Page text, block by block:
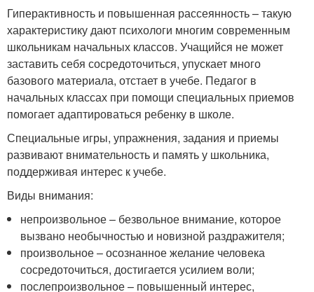
Гиперактивность и повышенная рассеянность – такую
характеристику дают психологи многим современным
школьникам начальных классов. Учащийся не может
заставить себя сосредоточиться, упускает много
базового материала, отстает в учебе. Педагог в
начальных классах при помощи специальных приемов
помогает адаптироваться ребенку в школе.
Специальные игры, упражнения, задания и приемы
развивают внимательность и память у школьника,
поддерживая интерес к учебе.
Виды внимания:
непроизвольное – безвольное внимание, которое
вызвано необычностью и новизной раздражителя;
произвольное – осознанное желание человека
сосредоточиться, достигается усилием воли;
послепроизвольное – повышенный интерес,